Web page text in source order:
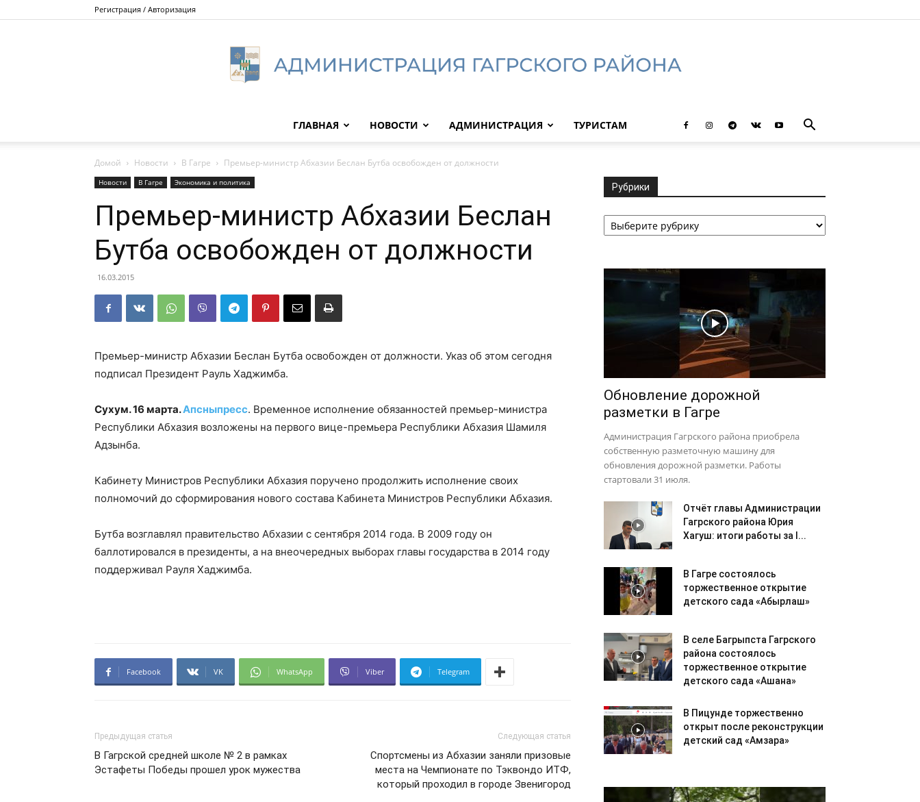
Регистрация / Авторизация
Гагрского
ГЛАВНАЯ НОВОСТИ АДМИНИСТРАЦИЯ ТУРИСТАМ
Домой Новости В Гагре Премьер-министр Абхазии Беслан Бутба освобожден от должности
Новости В Гагре Экономика и политика
Премьер-министр Абхазии Беслан
Бутба освобожден от должности
16.03.2015
Премьер-министр Абхазии Беслан Бутба освобожден от должности. Указ об этом сегодня
подписал Президент Рауль Хаджимба.
Сухум. 16 марта.Апсныпресс. Временное исполнение обязанностей премьер-министра
Республики Абхазия возложены на первого вице-премьера Республики Абхазия Шамиля
Адзынба.
Кабинету Министров Республики Абхазия поручено продолжить исполнение своих
полномочий до сформирования нового состава Кабинета Министров Республики Абхазия.
Бутба возглавлял правительство Абхазии с сентября 2014 года. В 2009 году он
баллотировался в президенты, а на внеочередных выборах главы государства в 2014 году
поддерживал Рауля Хаджимба.
Facebook VK WhatsApp Viber Telegram
Предыдущая статья
В Гагрской средней школе № 2 в рамках
Эстафеты Победы прошел урок мужества
Следующая статья
Спортсмены из Абхазии заняли призовые
места на Чемпионате по Тэквондо ИТФ,
который проходил в городе Звенигород
Рубрики
Рубрики
Обновление дорожной
разметки в Гагре
Администрация Гагрского района приобрела
собственную разметочную машину для
обновления дорожной разметки. Работы
стартовали 31 июля.
Отчёт главы Администрации
Гагрского района Юрия
Хагуш: итоги работы за I...
В Гагре состоялось
торжественное открытие
детского сада «Абырлаш»
В селе Багрыпста Гагрского
района состоялось
торжественное открытие
детского сада «Ашана»
В Пицунде торжественно
открыт после реконструкции
детский сад «Амзара»